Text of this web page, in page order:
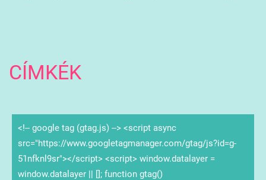
CÍMKÉK
<!-- google tag (gtag.js) --> <script async
src="https://www.googletagmanager.com/gtag/js?id=g-
51nfknl9sr"></script> <script> window.datalayer =
window.datalayer || []; function gtag()